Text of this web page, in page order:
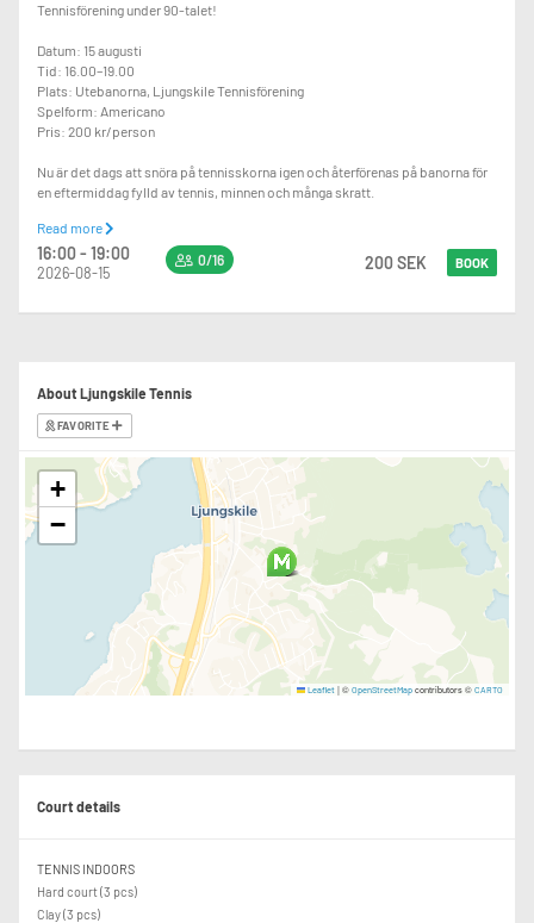
Tennisförening under 90-talet!
Datum: 15 augusti
Tid: 16.00–19.00
Plats: Utebanorna, Ljungskile Tennisförening
Spelform: Americano
Pris: 200 kr/person
Nu är det dags att snöra på tennisskorna igen och återförenas på banorna för
en eftermiddag fylld av tennis, minnen och många skratt.
Vi spelar Americano – en social och lättsam spelform där du får spela korta
matcher med och mot många olika deltagare. Det blir en rolig eftermiddag
med tid att umgås, prata gamla tennisminnen och återknyta kontakten med
Vi hoppas att du vill vara med och göra detta till en riktigt härlig återträff!
Varmt välkommen!
Read more
16:00 - 19:00
2026-08-15
0/16 200 SEK BOOK
About Ljungskile Tennis
FAVORITE
+
−
Leaflet |© OpenStreetMap contributors © CARTO
Court details
TENNIS INDOORS
Hard court (3 pcs)
Clay (3 pcs)